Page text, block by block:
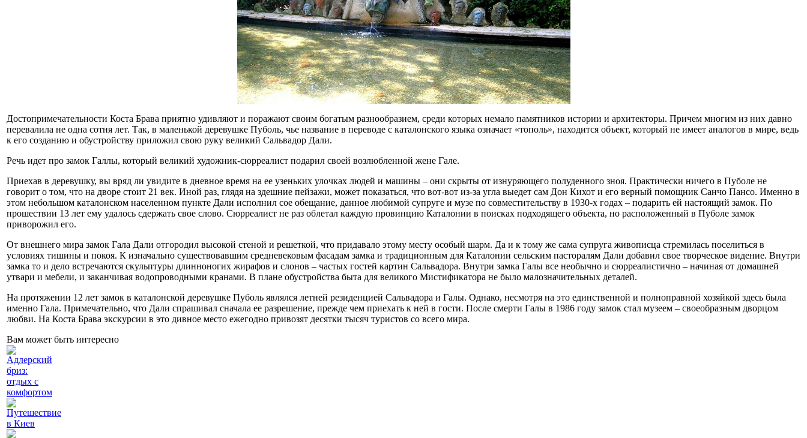
Достопримечательности Коста Брава приятно удивляют и поражают своим богатым разнообразием, среди которых немало памятников истории и архитекторы. Причем многим из них давно
перевалила не одна сотня лет. Так, в маленькой деревушке Пуболь, чье название в переводе с каталонского языка означает «тополь», находится объект, который не имеет аналогов в мире, ведь
к его созданию и обустройству приложил свою руку великий Сальвадор Дали.
Речь идет про замок Галлы, который великий художник-сюрреалист подарил своей возлюбленной жене Гале.
Приехав в деревушку, вы вряд ли увидите в дневное время на ее узеньких улочках людей и машины – они скрыты от изнуряющего полуденного зноя. Практически ничего в Пуболе не
говорит о том, что на дворе стоит 21 век. Иной раз, глядя на здешние пейзажи, может показаться, что вот-вот из-за угла выедет сам Дон Кихот и его верный помощник Санчо Пансо. Именно в
этом небольшом каталонском населенном пункте Дали исполнил сое обещание, данное любимой супруге и музе по совместительству в 1930-х годах – подарить ей настоящий замок. По
прошествии 13 лет ему удалось сдержать свое слово. Сюрреалист не раз облетал каждую провинцию Каталонии в поисках подходящего объекта, но расположенный в Пуболе замок
приворожил его.
От внешнего мира замок Гала Дали отгородил высокой стеной и решеткой, что придавало этому месту особый шарм. Да и к тому же сама супруга живописца стремилась поселиться в
условиях тишины и покоя. К изначально существовавшим средневековым фасадам замка и традиционным для Каталонии сельским пасторалям Дали добавил свое творческое видение. Внутри
замка то и дело встречаются скульптуры длинноногих жирафов и слонов – частых гостей картин Сальвадора. Внутри замка Галы все необычно и сюрреалистично – начиная от домашней
утвари и мебели, и заканчивая водопроводными кранами. В плане обустройства быта для великого Мистификатора не было малозначительных деталей.
На протяжении 12 лет замок в каталонской деревушке Пуболь являлся летней резиденцией Сальвадора и Галы. Однако, несмотря на это единственной и полноправной хозяйкой здесь была
именно Гала. Примечательно, что Дали спрашивал сначала ее разрешение, прежде чем приехать к ней в гости. После смерти Галы в 1986 году замок стал музеем – своеобразным дворцом
любви. На Коста Брава экскурсии в это дивное место ежегодно привозят десятки тысяч туристов со всего мира.
Вам может быть интересно
Адлерский
бриз:
отдых с
комфортом
Путешествие
в Киев